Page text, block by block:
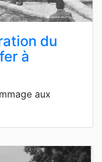
du
à
aux